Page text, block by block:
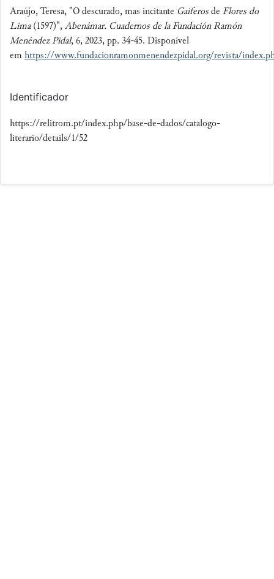
Araújo, Teresa, "O descurado, mas incitante Gaiferosde Flores do
Lima(1597)", Abenámar. Cuadernos de la Fundación Ramón
Menéndez Pidal, 6, 2023, pp. 34-45. Disponível
em https://www.fundacionramonmenendezpidal.org/revista/
Identificador
https://relitrom.pt/index.php/base-de-dados/catalogo-
literario/details/1/52